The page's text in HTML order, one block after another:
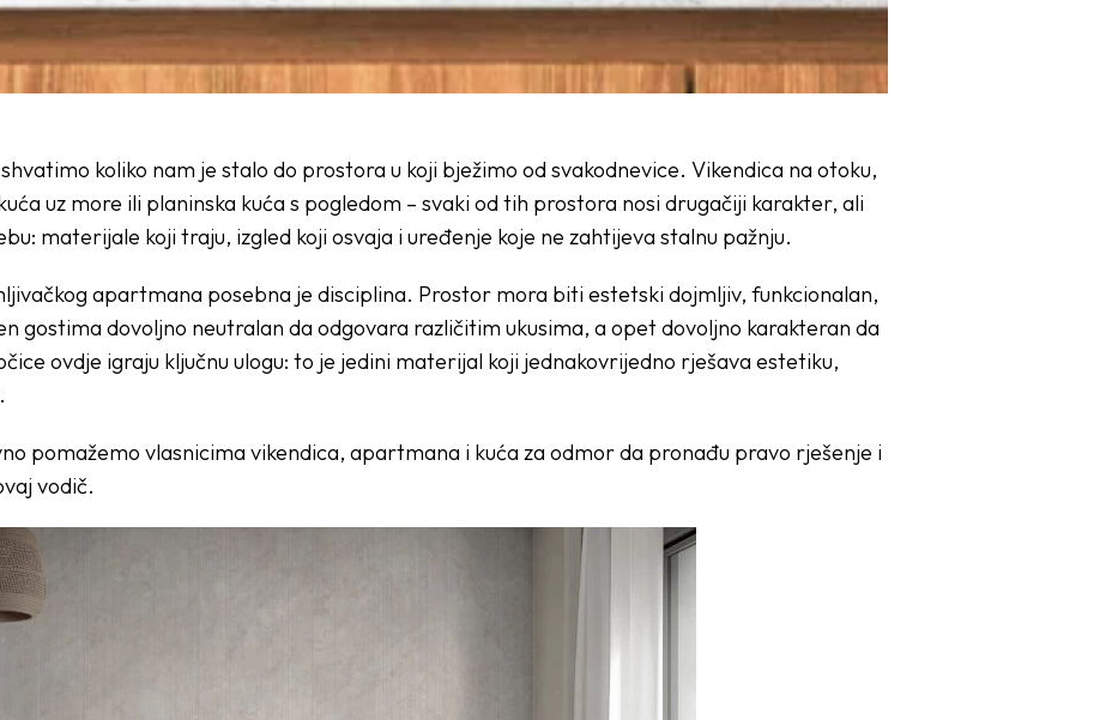
koliko nam je stalo do prostora u koji bježimo od svakodnevice. Vikendica na otoku,
uz more ili planinska kuća s pogledom – svaki od tih prostora nosi drugačiji karakter, ali
materijale koji traju, izgled koji osvaja i uređenje koje ne zahtijeva stalnu pažnju.
apartmana posebna je disciplina. Prostor mora biti estetski dojmljiv, funkcionalan,
gostima dovoljno neutralan da odgovara različitim ukusima, a opet dovoljno karakteran da
ovdje igraju ključnu ulogu: to je jedini materijal koji jednakovrijedno rješava estetiku,
pomažemo vlasnicima vikendica, apartmana i kuća za odmor da pronađu pravo rješenje i
vodič.